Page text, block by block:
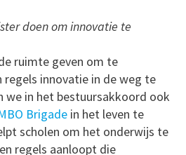
doen om innovatie te
ruimte geven om te
regels innovatie in de weg te
we in het bestuursakkoord ook
Brigade in het leven te
scholen om het onderwijs te
regels aanloopt die